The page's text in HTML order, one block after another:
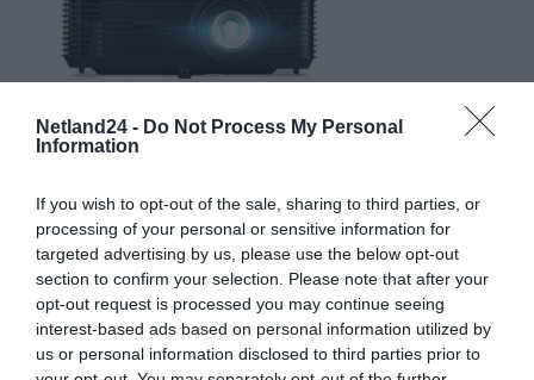
Netland24 - Do Not Process My Personal
Information
If you wish to opt-out of the sale, sharing to third parties, or
processing of your personal or sensitive information for
targeted advertising by us, please use the below opt-out
section to confirm your selection. Please note that after your
opt-out request is processed you may continue seeing
interest-based ads based on personal information utilized by
us or personal information disclosed to third parties prior to
SPECYFIKACJA